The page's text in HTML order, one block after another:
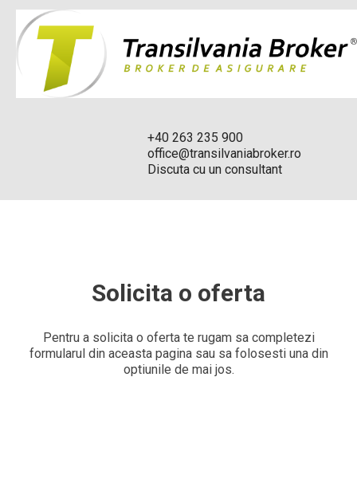
+40 263 235 900
office@transilvaniabroker.ro
Discuta cu un consultant
Solicita o oferta
Pentru a solicita o oferta te rugam sa completezi
formularul din aceasta pagina sau sa folosesti una din
optiunile de mai jos.